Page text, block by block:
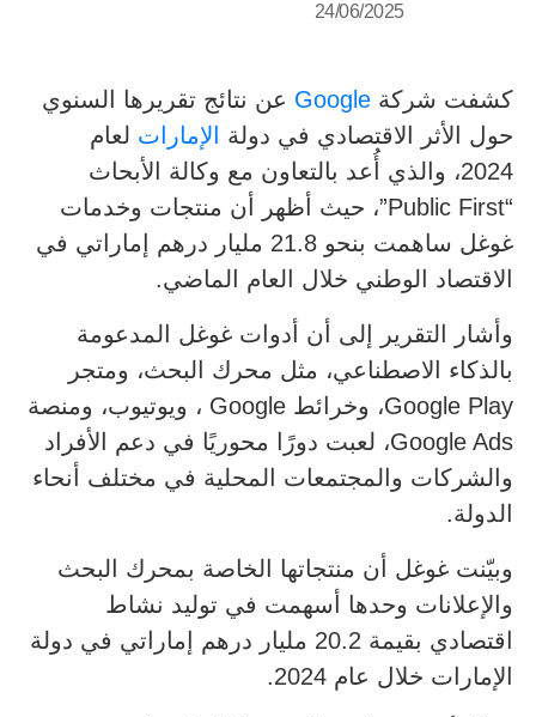
24/06/2025
كشفت شركةGoogle عن نتائج تقريرها السنوي
حول الأثر الاقتصادي في دولة
الإمارات لعام
2024، والذي أُعد بالتعاون مع وكالة الأبحاث
“Public First”، حيث أظهر أن منتجات وخدمات
غوغل ساهمت بنحو 21.8 مليار درهم إماراتي في
الاقتصاد الوطني خلال العام الماضي.
وأشار التقرير إلى أن أدوات غوغل المدعومة
بالذكاء الاصطناعي، مثل محرك البحث، ومتجر
Google Play، وخرائط Google ، ويوتيوب، ومنصة
Google Ads، لعبت دورًا محوريًا في دعم الأفراد
والشركات والمجتمعات المحلية في مختلف أنحاء
الدولة.
وبيّنت غوغل أن منتجاتها الخاصة بمحرك البحث
والإعلانات وحدها أسهمت في توليد نشاط
اقتصادي بقيمة 20.2 مليار درهم إماراتي في دولة
الإمارات خلال عام 2024.